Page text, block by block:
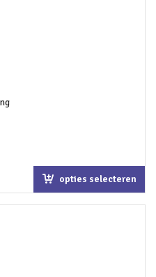
opties selecteren